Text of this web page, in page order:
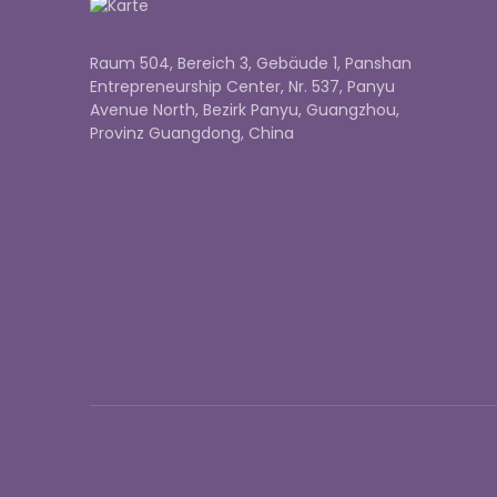
Raum 504, Bereich 3, Gebäude 1, Panshan
Entrepreneurship Center, Nr. 537, Panyu
Avenue North, Bezirk Panyu, Guangzhou,
Provinz Guangdong, China